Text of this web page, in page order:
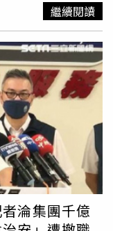
一度想辭了警職、
，並跟命理老師表
的很重要，在公部
叫陳政谷，我去那
在警界，以利退職
搜索林明佐的辦公
戶上的逾2,000萬
務員包庇罪等6項
羈押期限即將到
法院申請延長羈
明佐展開的第一波
索，共搜索14處與
輛、名錶等證物，
責人在內的15人，
聲押獲准，另有3名
其餘4人則被限制
的第三波行動更是
集團的總裁及其4
媒體的史姓前記
繼續閱讀
淪集團千億